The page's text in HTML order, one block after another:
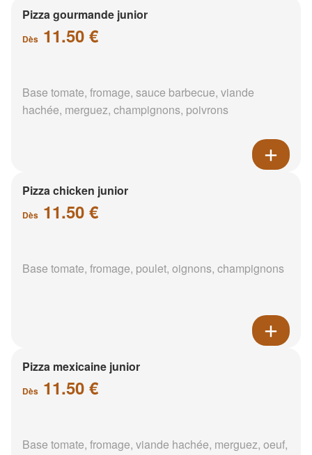
Pizza gourmande junior
Dès 11.50 €
Base tomate, fromage, sauce barbecue, viande
hachée, merguez, champignons, poivrons
Pizza chicken junior
Dès 11.50 €
Base tomate, fromage, poulet, oignons, champignons
Pizza mexicaine junior
Dès 11.50 €
Base tomate, fromage, viande hachée, merguez, oeuf,